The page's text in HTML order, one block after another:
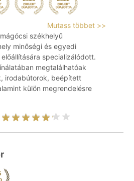
Mutass többet >>
székhelyű
minőségi és egyedi
specializálódott.
megtalálhatóak
irodabútorok, beépített
külön megrendelésre